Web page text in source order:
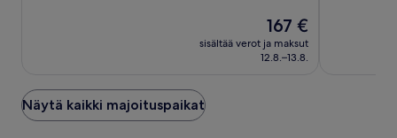
Hinta
167 €
167 €
sisältää verot ja maksut
12.8.–13.8.
Näytä kaikki majoituspaikat